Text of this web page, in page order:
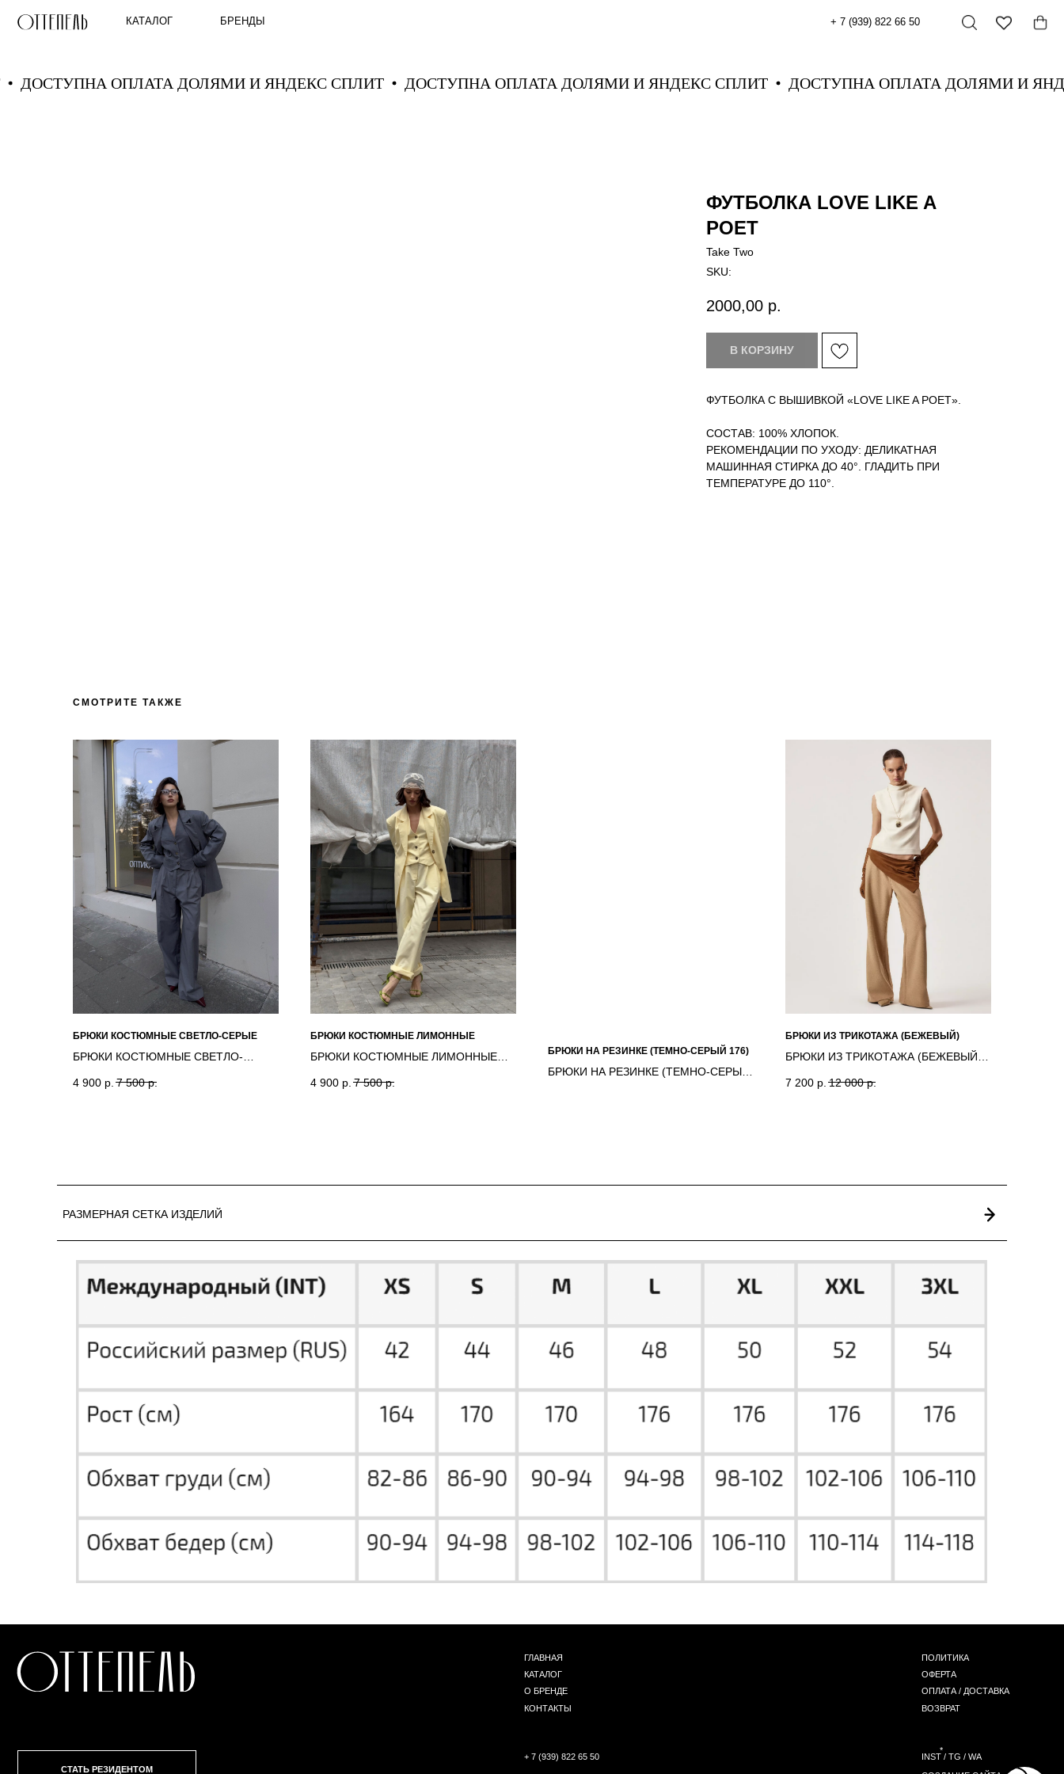
КАТАЛОГ БРЕНДЫ
ДОСТУПНА ОПЛАТА ДОЛЯМИ И ЯНДЕКС СПЛИТ ДОСТУПНА ОПЛАТА ДОЛЯМИ И ЯНДЕКС СПЛИТ ДОСТУПНА ОПЛАТА ДОЛЯМИ И
ФУТБОЛКА LOVE LIKE A
POET
Take Two
SKU:
2000,00 р.
В КОРЗИНУ
ФУТБОЛКА С ВЫШИВКОЙ «LOVE LIKE A POET».
СОСТАВ: 100% ХЛОПОК.
РЕКОМЕНДАЦИИ ПО УХОДУ: ДЕЛИКАТНАЯ
МАШИННАЯ СТИРКА ДО 40°. ГЛАДИТЬ ПРИ
ТЕМПЕРАТУРЕ ДО 110°.
СМОТРИТЕ ТАКЖЕ
БРЮКИ КОСТЮМНЫЕ СВЕТЛО-СЕРЫЕ
БРЮКИ КОСТЮМНЫЕ СВЕТЛО-
4 900 р. 7 500 р.
БРЮКИ КОСТЮМНЫЕ ЛИМОННЫЕ
БРЮКИ КОСТЮМНЫЕ ЛИМОННЫЕ
4 900 р. 7 500 р.
БРЮКИ НА РЕЗИНКЕ (ТЕМНО-СЕРЫЙ 176)
БРЮКИ НА РЕЗИНКЕ (ТЕМНО-СЕРЫЙ
БРЮКИ ИЗ ТРИКОТАЖА (БЕЖЕВЫЙ)
БРЮКИ ИЗ ТРИКОТАЖА (БЕЖЕВЫЙ)
7 200 р. 12 000 р.
РАЗМЕРНАЯ СЕТКА ИЗДЕЛИЙ
ГЛАВНАЯ ПОЛИТИКА
СОЗДАНИЕ САЙТА
СТАТЬ РЕЗИДЕНТОМ